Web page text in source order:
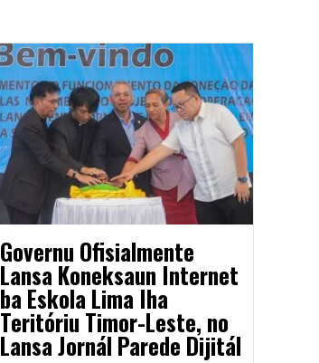
Governu Ofisialmente
Lansa Koneksaun Internet
ba Eskola Lima Iha
Teritóriu Timor-Leste, no
Lansa Jornál Parede Dijitál